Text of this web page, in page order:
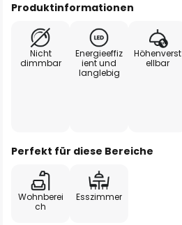
Produktinformationen
Nicht
dimmbar
Energieeffiz
ient und
langlebig
Höhenverst
ellbar
Perfekt für diese Bereiche
Wohnberei
ch
Esszimmer